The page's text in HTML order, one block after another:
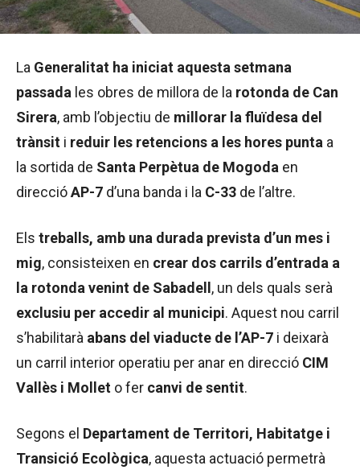
La Generalitat ha iniciat aquesta setmana
passada les obres de millora de la rotonda de Can
Sirera, amb l’objectiu de millorar la fluïdesa del
trànsit i reduir les retencions a les hores punta a
la sortida de Santa Perpètua de Mogoda en
direccióAP-7 d’una banda i la C-33 de l’altre.
Els treballs, amb una durada prevista d’un mes i
mig, consisteixen en crear dos carrils d’entrada a
la rotonda venint de Sabadell , un dels quals serà
exclusiu per accedir al municipi. Aquest nou carril
s’habilitarà abans del viaducte de l’AP-7 i deixarà
un carril interior operatiu per anar en direcció CIM
Vallès i Mollet o fer canvi de sentit.
Segons el Departament de Territori, Habitatge i
Transició Ecològica, aquesta actuació permetrà